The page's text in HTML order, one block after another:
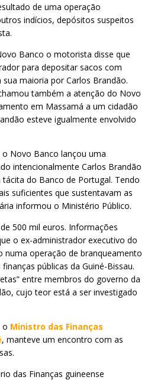
de uma operação
indícios, depósitos suspeitos
Banco o motorista disse que
para depositar sacos com
maioria por Carlos Brandão.
também a atenção do Novo
em Massamá a um cidadão
esteve igualmente envolvido
Novo Banco lançou uma
intencionalmente Carlos Brandão
do Banco de Portugal. Tendo
suficientes que sustentavam as
informou o Ministério Público.
500 mil euros. Informações
o ex-administrador executivo do
numa operação de branqueamento
públicas da Guiné-Bissau.
entre membros do governo da
cujo teor está a ser investigado
o Ministro das Finanças
, manteve um encontro com as
das Finanças guineense